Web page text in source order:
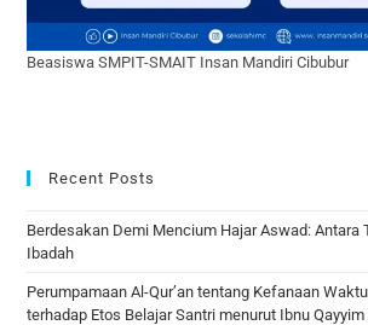
Beasiswa SMPIT-SMAIT Insan Mandiri Cibubur
Recent Posts
Berdesakan Demi Mencium Hajar Aswad: Antara
Ibadah
Perumpamaan Al-Qur’an tentang Kefanaan
terhadap Etos Belajar Santri menurut Ibnu